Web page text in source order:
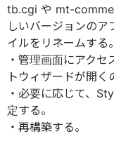
tb.cgi や mt-
しいバージョンのア
イルをリネームする。
・管理画面にアク
トウィザードが開く
・必要に応じて、
定する。
・再構築する。